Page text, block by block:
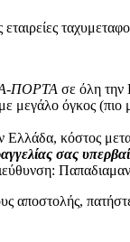
(RF-F) Διάφορα
εταιρείες
ΠΟΡΤΑ σε όλη την
μεγάλο όγκος
Ελλάδα, κόστος
σας
αποστολής,